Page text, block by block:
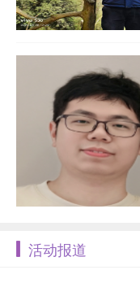
活动报道